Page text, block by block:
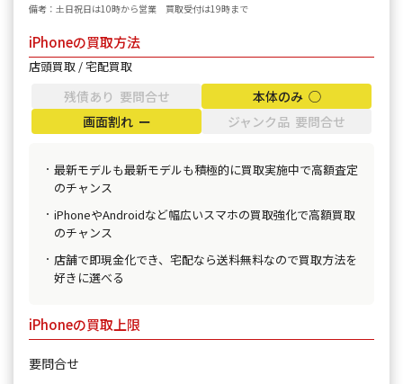
備考：土日祝日は10時から営業 買取受付は19時まで
iPhoneの買取方法
店頭買取 / 宅配買取
残債あり 要問合せ
本体のみ ◯
画面割れ ー
ジャンク品 要問合せ
最新モデルも最新モデルも積極的に買取実施中で高額査定
のチャンス
iPhoneやAndroidなど幅広いスマホの買取強化で高額買取
のチャンス
店舗で即現金化でき、宅配なら送料無料なので買取方法を
好きに選べる
iPhoneの買取上限
要問合せ